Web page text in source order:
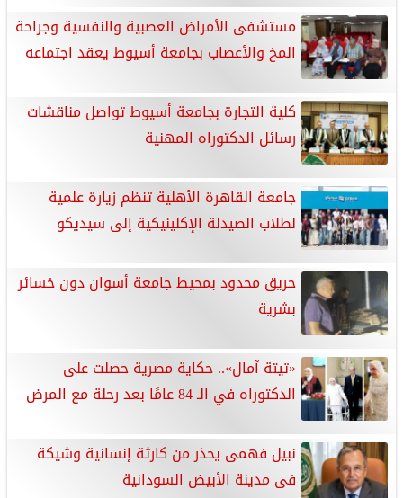
مستشفى الأمراض العصبية والنفسية وجراحة
المخ والأعصاب بجامعة أسيوط يعقد اجتماعه
كلية التجارة بجامعة أسيوط تواصل مناقشات
رسائل الدكتوراه المهنية
جامعة القاهرة الأهلية تنظم زيارة علمية
لطلاب الصيدلة الإكلينيكية إلى سيديكو
حريق محدود بمحيط جامعة أسوان دون خسائر
بشرية
«تيتة آمال».. حكاية مصرية حصلت على
الدكتوراه في الـ 84 عامًا بعد رحلة مع المرض
نبيل فهمى يحذر من كارثة إنسانية وشيكة
فى مدينة الأبيض السودانية